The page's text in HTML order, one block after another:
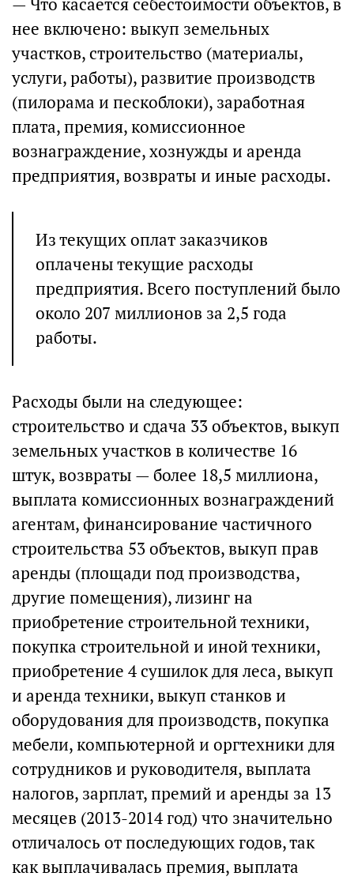
— Что касается себестоимости объектов, в
нее включено: выкуп земельных
участков, строительство (материалы,
услуги, работы), развитие производств
(пилорама и пескоблоки), заработная
плата, премия, комиссионное
вознаграждение, хознужды и аренда
предприятия, возвраты и иные расходы.
Из текущих оплат заказчиков
оплачены текущие расходы
предприятия. Всего поступлений было
около 207 миллионов за 2,5 года
работы.
Расходы были на следующее:
строительство и сдача 33 объектов, выкуп
земельных участков в количестве 16
штук, возвраты — более 18,5 миллиона,
выплата комиссионных вознаграждений
агентам, финансирование частичного
строительства 53 объектов, выкуп прав
аренды (площади под производства,
другие помещения), лизинг на
приобретение строительной техники,
покупка строительной и иной техники,
приобретение 4 сушилок для леса, выкуп
и аренда техники, выкуп станков и
оборудования для производств, покупка
мебели, компьютерной и оргтехники для
сотрудников и руководителя, выплата
налогов, зарплат, премий и аренды за 13
месяцев (2013-2014 год) что значительно
отличалось от последующих годов, так
как выплачивалась премия, выплата